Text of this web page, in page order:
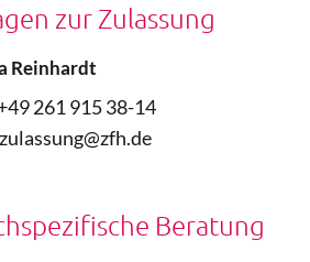
zur Zulassung
Reinhardt
261 915 38-14
zulassung@zfh.de
Beratung